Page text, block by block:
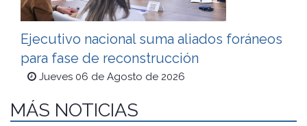
Ejecutivo nacional suma aliados foráneos
para fase de reconstrucción
Jueves 06 de Agosto de 2026
MÁS NOTICIAS